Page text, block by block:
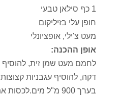
1 כף סילאן טבעי
חופן עלי בזיליקום
מעט צ'ילי, אופציונלי
אופן ההכנה:
לחמם מעט שמן זית,
דקה, להוסיף עגבניות